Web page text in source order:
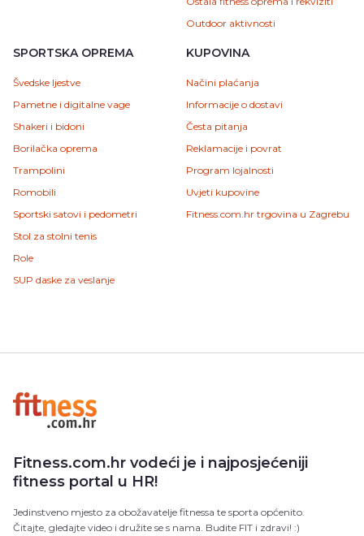
Outdoor aktivnosti
SPORTSKA OPREMA
Švedske ljestve
Pametne i digitalne vage
Shakeri i bidoni
Borilačka oprema
Trampolini
Romobili
Sportski satovi i pedometri
Stol za stolni tenis
Role
SUP daske za veslanje
KUPOVINA
Načini plaćanja
Informacije o dostavi
Česta pitanja
Reklamacije i povrat
Program lojalnosti
Uvjeti kupovine
Fitness.com.hr trgovina u Zagrebu
Fitness.com.hr vodeći je i najposjećeniji
fitness portal u HR!
Jedinstveno mjesto za obožavatelje fitnessa te sporta općenito.
Čitajte, gledajte video i družite se s nama. Budite FIT i zdravi! :)